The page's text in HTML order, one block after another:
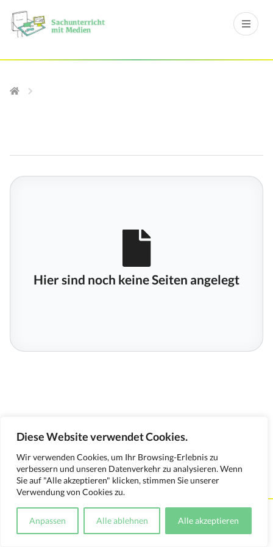
Diese Website verwendet Cookies.
Wir verwenden Cookies, um Ihr Browsing-Erlebnis zu
verbessern und unseren Datenverkehr zu analysieren. Wenn
Sie auf "Alle akzeptieren" klicken, stimmen Sie unserer
Verwendung von Cookies zu.
Anpassen Alle ablehnen Alle akzeptieren
Hier sind noch keine Seiten angelegt
Kontakt Impressum Datenschutzerklärung
Medienverwendungsnachweis